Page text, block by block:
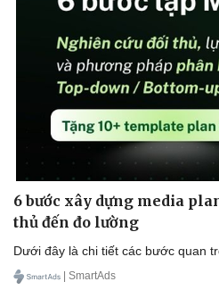
6 bước xây dựng media
thủ đến đo lường
Dưới đây là chi tiết các bước quan
| SmartAds